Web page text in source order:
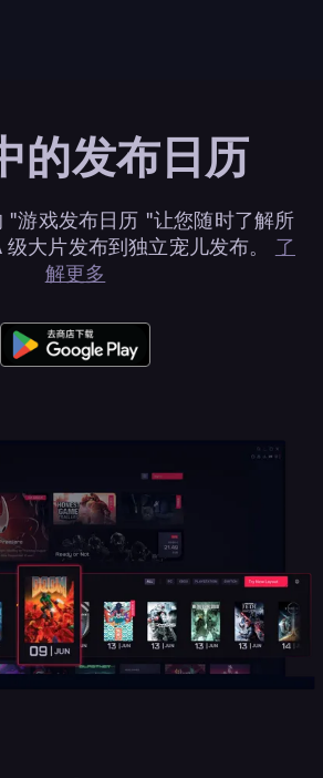
的发布日历
"游戏发布日历 "让您随时了解所
大片发布到独立宠儿发布。 了
解更多